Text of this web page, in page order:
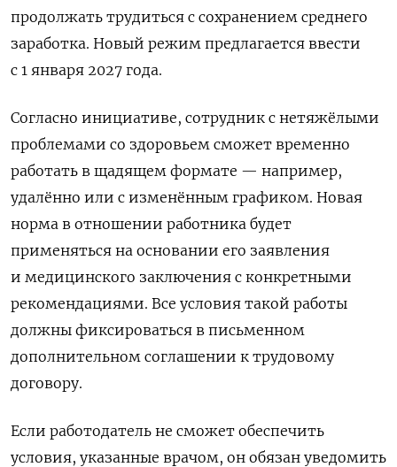
продолжать трудиться с сохранением среднего
заработка. Новый режим предлагается ввести
с 1 января 2027 года.
Согласно инициативе, сотрудник с нетяжёлыми
проблемами со здоровьем сможет временно
работать в щадящем формате — например,
удалённо или с изменённым графиком. Новая
норма в отношении работника будет
применяться на основании его заявления
и медицинского заключения с конкретными
рекомендациями. Все условия такой работы
должны фиксироваться в письменном
дополнительном соглашении к трудовому
договору.
Если работодатель не сможет обеспечить
условия, указанные врачом, он обязан уведомить